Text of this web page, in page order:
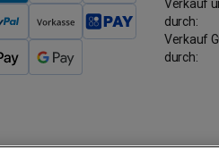
Verkauf
durch:
Verkauf
durch: